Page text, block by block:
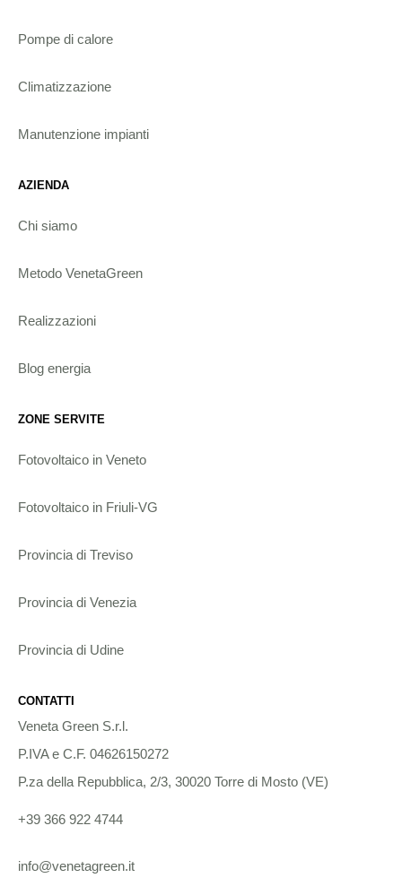
Pompe di calore
Climatizzazione
Manutenzione impianti
AZIENDA
Chi siamo
Metodo VenetaGreen
Realizzazioni
Blog energia
ZONE SERVITE
Fotovoltaico in Veneto
Fotovoltaico in Friuli-VG
Provincia di Treviso
Provincia di Venezia
Provincia di Udine
CONTATTI
Veneta Green S.r.l.
P.IVA e C.F. 04626150272
P.za della Repubblica, 2/3, 30020 Torre di Mosto (VE)
+39 366 922 4744
info@venetagreen.it